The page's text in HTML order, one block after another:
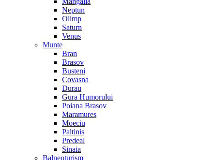
Neptun
Olimp
Saturn
Venus
Munte
Bran
Brasov
Busteni
Covasna
Durau
Gura Humorului
Poiana Brasov
Maramures
Moeciu
Paltinis
Predeal
Sinaia
Balneoturism